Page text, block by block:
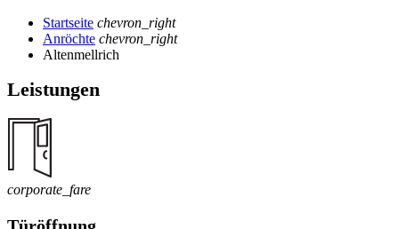
Startseite chevron_right
Anröchte chevron_right
Altenmellrich
Leistungen
corporate_fare